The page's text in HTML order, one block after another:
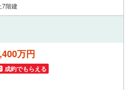
7階建
万円
成約でもらえる